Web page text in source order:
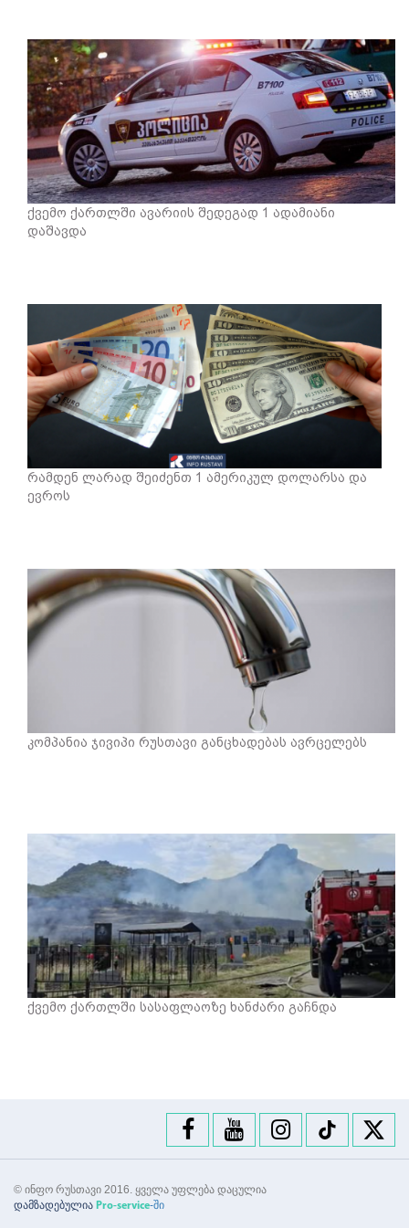
ქვემო ქართლში ავარიის შედეგად 1 ადამიანი
დაშავდა
რამდენ ლარად შეიძენთ 1 ამერიკულ დოლარსა და
ევროს
კომპანია ჯივიპი რუსთავი განცხადებას ავრცელებს
ქვემო ქართლში სასაფლაოზე ხანძარი გაჩნდა
© ინფო რუსთავი 2016. ყველა უფლება დაცულია
დამზადებულია Pro-service-ში